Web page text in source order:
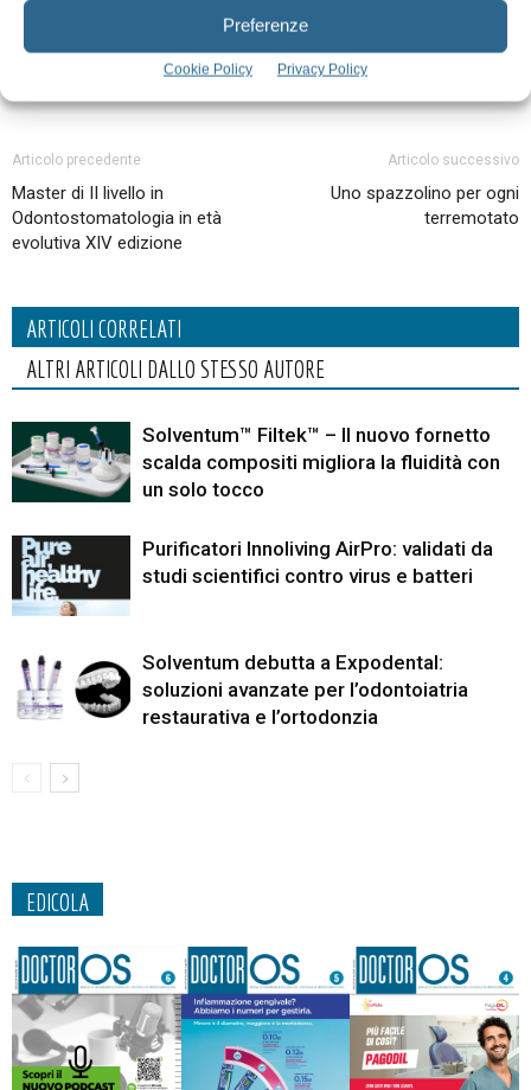
Preferenze
Cookie Policy Privacy Policy
Articolo precedente
Master di II livello in
Odontostomatologia in età
evolutiva XIV edizione
Articolo successivo
Uno spazzolino per ogni
terremotato
ARTICOLI CORRELATI
ALTRI ARTICOLI DALLO STESSO AUTORE
Solventum™ Filtek™ – Il nuovo fornetto
scalda compositi migliora la fluidità con
un solo tocco
Purificatori Innoliving AirPro: validati da
studi scientifici contro virus e batteri
Solventum debutta a Expodental:
soluzioni avanzate per l’odontoiatria
restaurativa e l’ortodonzia
EDICOLA